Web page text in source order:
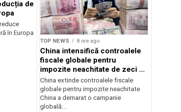
de
în Europa
TOP NEWS 8 ore ago
China intensifică controalele
fiscale globale pentru
impozite neachitate de zeci de
ani
China extinde controalele fiscale
globale pentru impozite neachitate
China a demarat o campanie
globală...